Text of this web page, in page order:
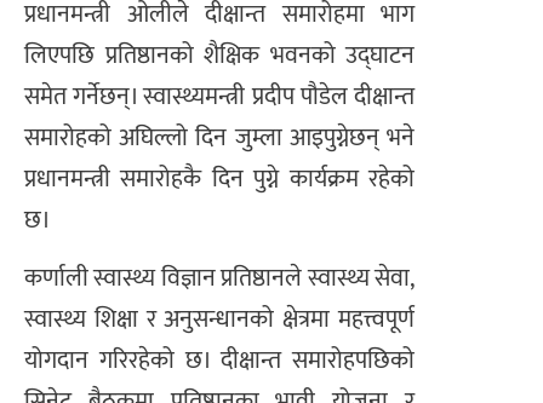
प्रधानमन्त्री ओलीले दीक्षान्त समारोहमा भाग
लिएपछि प्रतिष्ठानको शैक्षिक भवनको उद्घाटन
समेत गर्नेछन्। स्वास्थ्यमन्त्री प्रदीप पौडेल दीक्षान्त
समारोहको अघिल्लो दिन जुम्ला आइपुग्नेछन् भने
प्रधानमन्त्री समारोहकै दिन पुग्ने कार्यक्रम रहेको
छ।
कर्णाली स्वास्थ्य विज्ञान प्रतिष्ठानले स्वास्थ्य सेवा,
स्वास्थ्य शिक्षा र अनुसन्धानको क्षेत्रमा महत्त्वपूर्ण
योगदान गरिरहेको छ। दीक्षान्त समारोहपछिको